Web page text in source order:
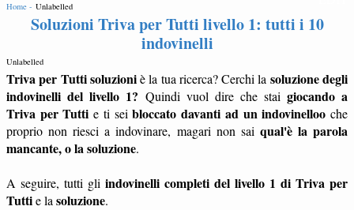
Home - Unlabelled
Soluzioni Triva per Tutti livello 1: tutti i 10
indovinelli
Unlabelled
Triva per Tutti soluzioniè la tua ricerca? Cerchi la soluzione degli
indovinelli del livello 1? Quindi vuol dire che stai giocando a
Triva per Tutti e ti seibloccato davanti ad un indovinelloo che
proprio non riesci a indovinare, magari non sai qual'è la parola
mancante, o la soluzione.
A seguire, tutti gli indovinelli completi del livello 1 di Triva per
Tuttie la soluzione.